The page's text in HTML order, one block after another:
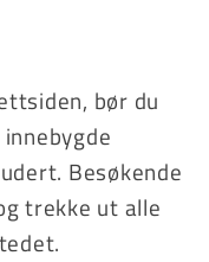
bør du
Besøkende
trekke ut alle